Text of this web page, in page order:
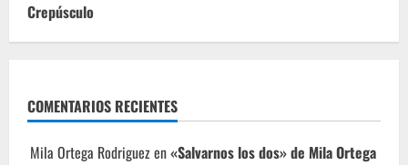
Crepúsculo
COMENTARIOS RECIENTES
Mila Ortega Rodriguezen«Salvarnos los dos» de Mila Ortega